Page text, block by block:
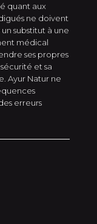
quant aux
ne doivent
substitut à une
médical
ses propres
et sa
Ayur Natur ne
erreurs